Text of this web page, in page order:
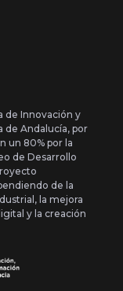
de Innovación y
de Andalucía, por
un 80% por la
de Desarrollo
de la
la mejora
y la creación